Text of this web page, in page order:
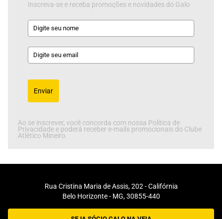
Inscreva-se e receba promoções e novidades do Galo
Enviar
Ao se inscrever, você concorda com nossa Política de
Privacidade e poderá receber e-mails promocionais do Clube
Atlético Mineiro.
Rua Cristina Maria de Assis, 202 - Califórnia
Belo Horizonte - MG, 30855-440